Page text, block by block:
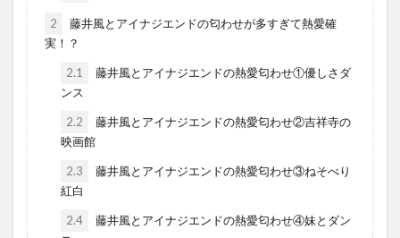
2
藤井風とアイナジエンドの匂わせが多すぎて熱愛確
実！？
2.1
藤井風とアイナジエンドの熱愛匂わせ①優しさダ
ンス
2.2
藤井風とアイナジエンドの熱愛匂わせ②吉祥寺の
映画館
2.3
藤井風とアイナジエンドの熱愛匂わせ③ねそべり
紅白
2.4
藤井風とアイナジエンドの熱愛匂わせ④妹とダン